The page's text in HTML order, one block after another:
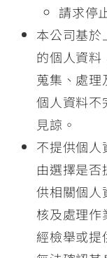
請求停
本公司基於
的個人資料
蒐集、處理
個人資料不
見諒。
不提供個人
由選擇是
供相關個人
核及處理作
經檢舉或提